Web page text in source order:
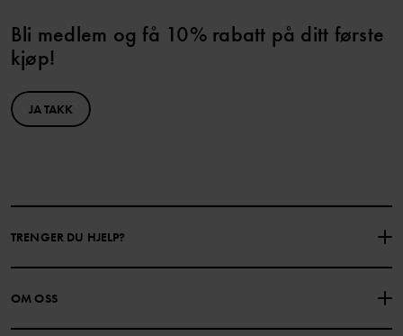
Bli medlem og få 10% rabatt på ditt første
kjøp!
JA TAKK
TRENGER DU HJELP?
KONTAKTE OSS
GAVEKORTSALDO KJØPSVILKÅR
OM OSS